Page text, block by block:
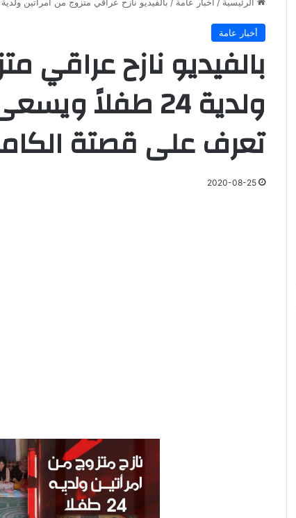
أخبار عامة
بالفيديو نازح عراقي
ولدية 24 طفلاً
تعرف على قصتة
2020-08-25